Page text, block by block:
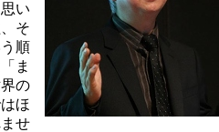
い
そ
順
ま
の
ほ
せ